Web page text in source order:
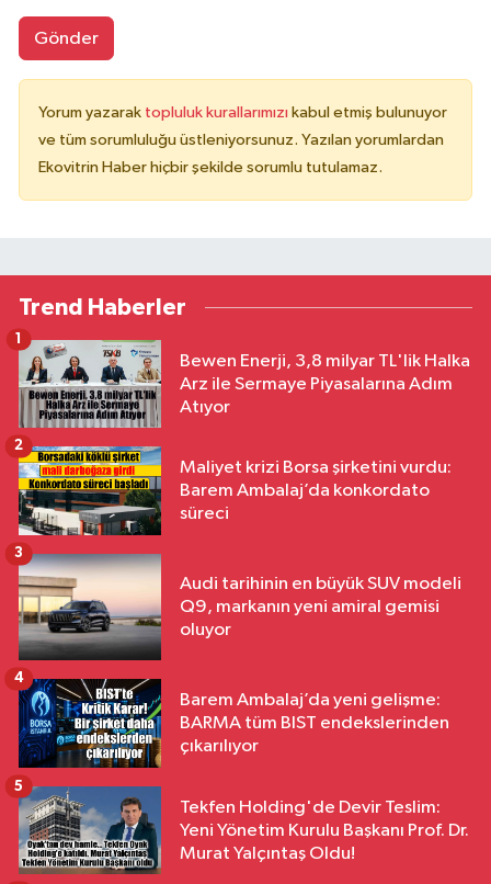
Gönder
Yorum yazarak topluluk kurallarımızı kabul etmiş bulunuyor
ve tüm sorumluluğu üstleniyorsunuz. Yazılan yorumlardan
Ekovitrin Haber hiçbir şekilde sorumlu tutulamaz.
Trend Haberler
Bewen Enerji, 3,8 milyar TL'lik Halka
Arz ile Sermaye Piyasalarına Adım
Atıyor
1
Maliyet krizi Borsa şirketini vurdu:
Barem Ambalaj’da konkordato
süreci
2
Audi tarihinin en büyük SUV modeli
Q9, markanın yeni amiral gemisi
oluyor
3
Barem Ambalaj’da yeni gelişme:
BARMA tüm BIST endekslerinden
çıkarılıyor
4
Tekfen Holding'de Devir Teslim:
Yeni Yönetim Kurulu Başkanı Prof. Dr.
Murat Yalçıntaş Oldu!
5